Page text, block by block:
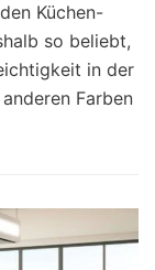
Küchen-
so beliebt,
in der
Farben